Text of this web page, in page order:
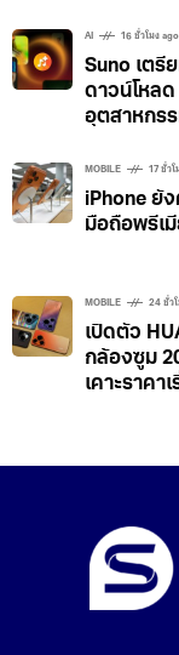
AI 16 ชั่วโมง ago
Suno เตรี
ดาวน์โหล
อุตสาหกร
MOBILE 17 ชั่วโ
iPhone ยั
มือถือพรีเ
MOBILE 24 ชั่ว
เปิดตัว
กล้องซูม
เคาะราคา